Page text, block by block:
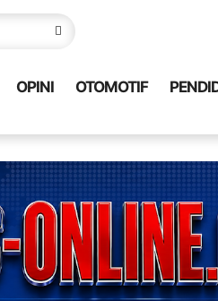
OPINI OTOMOTIF